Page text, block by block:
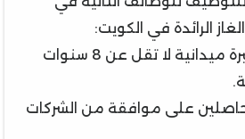
الرائدة في الكويت:
1) مهندس تخطيطخبرة ميدانية لا تقل عن 8 سنوات
على موافقة من الشركات